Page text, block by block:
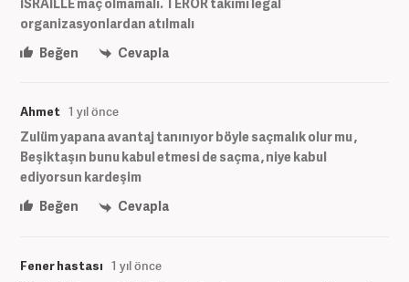
organizasyonlardan atılmalı
Beğen
Cevapla
Ahmet 1 yıl önce
Zulüm yapana avantaj tanınıyor böyle saçmalık olur mu ,
Beşiktaşın bunu kabul etmesi de saçma , niye kabul
ediyorsun kardeşim
Beğen
Cevapla
Fener hastası 1 yıl önce